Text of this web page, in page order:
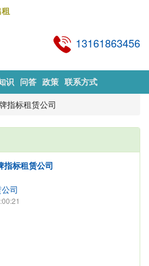
13161863456
识 问答 政策 联系方式
指标租赁公司
指标租赁公司
司